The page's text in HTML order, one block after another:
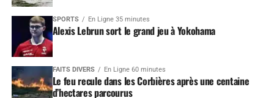
SPORTS En Ligne 35 minutes
Alexis Lebrun sort le grand jeu à Yokohama
FAITS DIVERS En Ligne 60 minutes
Le feu recule dans les Corbières après une centaine
d’hectares parcourus